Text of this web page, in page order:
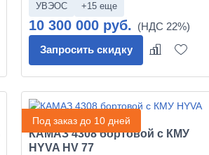
УВЭОС
+15 еще
10 300 000 руб.
Запросить скидку
Под заказ до 10 дней
КАМАЗ 4308 бортовой с КМУ
HYVA HV 77